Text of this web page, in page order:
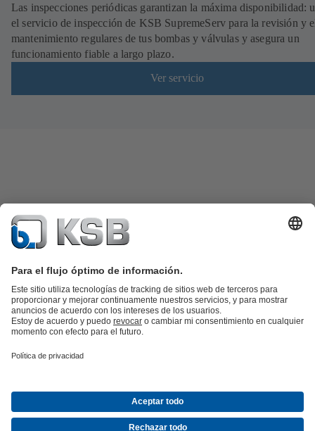
Las inspecciones periódicas garantizan la máxima disponibilidad:
el servicio de inspección de KSB SupremeServ para la revisión y
mantenimiento regulares de tus bombas y válvulas y asegura un
funcionamiento fiable a largo plazo.
Ver servicio
Catálogo de productos
IndustriaEdificacion
EmpresaEventosPrensaEmpleoRedes sociales